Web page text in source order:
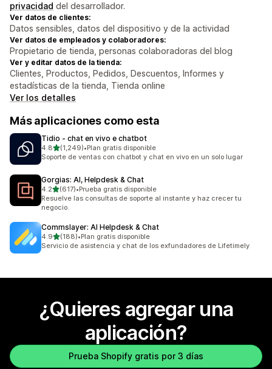
privacidad del desarrollador.
Ver datos de clientes:
Datos sensibles, datos del dispositivo y de la actividad
Ver datos de empleados y colaboradores:
Propietario de tienda, personas colaboradoras del blog
Ver y editar datos de la tienda:
Clientes, Productos, Pedidos, Descuentos, Informes y
estadísticas de la tienda, Tienda online
Ver los detalles
Más aplicaciones como esta
Tidio ‑ chat en vivo e chatbot
4.8de 5 estrellas
(1,249)
1249 reseñas en total
•Plan gratis disponible
Soporte de ventas con chatbot y chat en vivo en un solo lugar
Gorgias: AI, Helpdesk & Chat
4.2de 5 estrellas
(617)
617 reseñas en total
•Prueba gratis disponible
Resuelve las consultas de soporte al instante y haz crecer tu
negocio.
Commslayer: AI Helpdesk & Chat
4.9de 5 estrellas
(188)
188 reseñas en total
•Plan gratis disponible
Servicio de asistencia y chat de los exfundadores de Lifetimely
¿Quieres agregar una
aplicación?
Prueba Shopify gratis por 3 días